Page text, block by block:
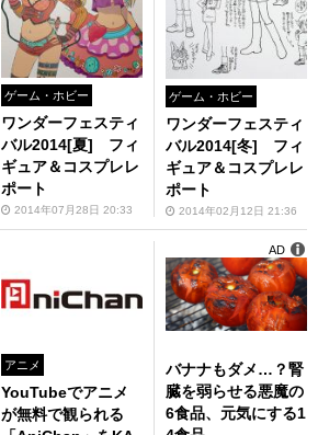
ゲーム・ホビー
ワンダーフェスティ
バル2014[夏] フィ
ギュア＆コスプレレ
ポート
2014年07月28日 20:33
ゲーム・ホビー
ワンダーフェスティ
バル2014[冬] フィ
ギュア＆コスプレレ
ポート
2014年02月12日 21:36
アニメ
YouTubeでアニメ
が無料で観られる
バナナもダメ…？腎
臓を弱らせる悪魔の
6食品、元気にする1
AD